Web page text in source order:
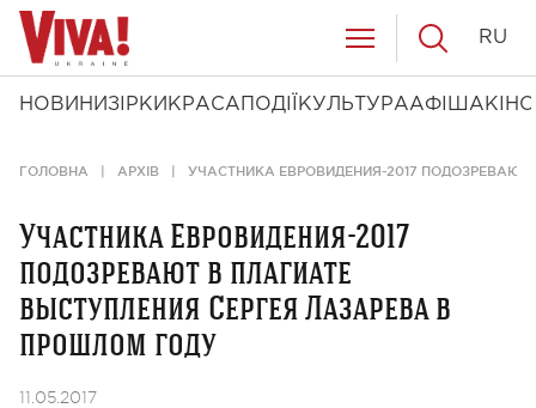
НОВИНИ ЗІРКИ КРАСА ПОДІЇ КУЛЬТУРААФІША КІНО
RU
ГОЛОВНА АРХІВ УЧАСТНИКА ЕВРОВИДЕНИЯ-2017
Участника Евровидения-2017
подозревают в плагиате
выступления Сергея Лазарева в
прошлом году
11.05.2017